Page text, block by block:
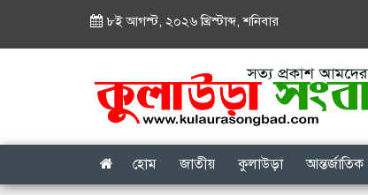
৮ই আগস্ট, ২০২৬ খ্রিস্টাব্দ,শনিবার
হোম জাতীয় কুলাউড়া আন্তর্জাতিক